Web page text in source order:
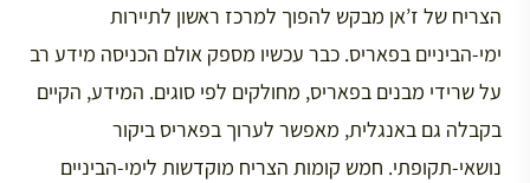
הצריח של ז’אן מבקש להפוך למרכז ראשון לתיירות
ימי-הביניים בפאריס. כבר עכשיו מספק אולם הכניסה מידע רב
על שרידי מבנים בפאריס, מחולקים לפי סוגים. המידע, הקיים
בקבלה גם באנגלית, מאפשר לערוך בפאריס ביקור
נושאי-תקופתי. חמש קומות הצריח מוקדשות לימי-הביניים